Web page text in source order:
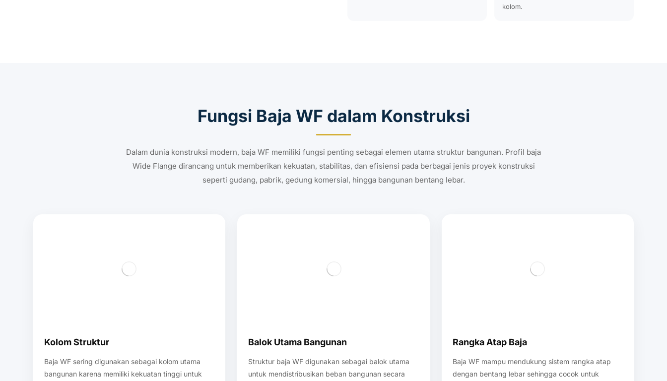
kolom.
Fungsi Baja WF dalam Konstruksi
Dalam dunia konstruksi modern, baja WF memiliki fungsi penting sebagai elemen utama struktur bangunan. Profil baja
Wide Flange dirancang untuk memberikan kekuatan, stabilitas, dan efisiensi pada berbagai jenis proyek konstruksi
seperti gudang, pabrik, gedung komersial, hingga bangunan bentang lebar.
Kolom Struktur
Baja WF sering digunakan sebagai kolom utama
bangunan karena memiliki kekuatan tinggi untuk
Balok Utama Bangunan
Struktur baja WF digunakan sebagai balok utama
untuk mendistribusikan beban bangunan secara
Rangka Atap Baja
Baja WF mampu mendukung sistem rangka atap
dengan bentang lebar sehingga cocok untuk